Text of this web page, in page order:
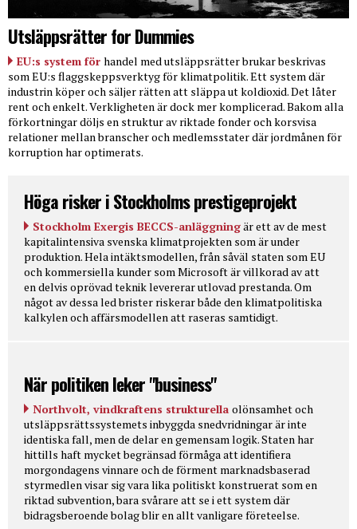
Utsläppsrätter for Dummies
EU:s system för handel med utsläppsrätter brukar beskrivas
som EU:s flaggskeppsverktyg för klimatpolitik. Ett system där
industrin köper och säljer rätten att släppa ut koldioxid. Det låter
rent och enkelt. Verkligheten är dock mer komplicerad. Bakom alla
förkortningar döljs en struktur av riktade fonder och korsvisa
relationer mellan branscher och medlemsstater där jordmånen för
korruption har optimerats.
Höga risker i Stockholms prestigeprojekt
Stockholm Exergis BECCS-anläggningär ett av de mest
kapitalintensiva svenska klimatprojekten som är under
produktion. Hela intäktsmodellen, från såväl staten som EU
och kommersiella kunder som Microsoft är villkorad av att
en delvis oprövad teknik levererar utlovad prestanda. Om
något av dessa led brister riskerar både den klimatpolitiska
kalkylen och affärsmodellen att raseras samtidigt.
När politiken leker "business"
Northvolt, vindkraftens strukturella olönsamhet och
utsläppsrättssystemets inbyggda snedvridningar är inte
identiska fall, men de delar en gemensam logik. Staten har
hittills haft mycket begränsad förmåga att identifiera
morgondagens vinnare och de förment marknadsbaserad
styrmedlen visar sig vara lika politiskt konstruerat som en
riktad subvention, bara svårare att se i ett system där
bidragsberoende bolag blir en allt vanligare företeelse.